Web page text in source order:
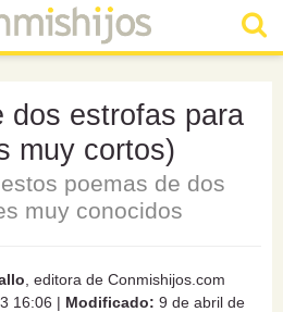
dos estrofas para
muy cortos)
poemas de dos
muy conocidos
, editora de Conmishijos.com
16:06 | Modificado: 9 de abril de